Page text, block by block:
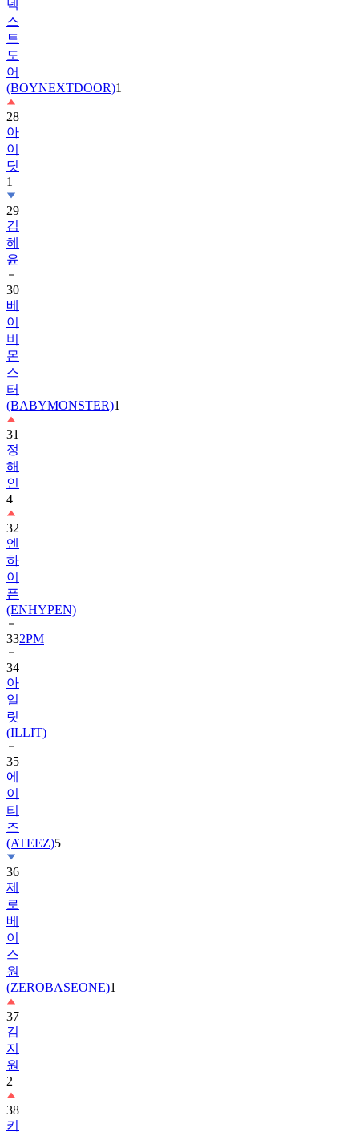
트
도
어
(BOYNEXTDOOR)
28
아
이
딧
1
29
김
혜
윤
30
베
이
비
몬
스
터
(BABYMONSTER)
31
정
해
인
4
32
엔
하
이
픈
(ENHYPEN)
332PM
34
아
일
릿
(ILLIT)
35
에
이
티
즈
(ATEEZ)
36
제
로
베
이
스
원
(ZEROBASEONE)
37
김
지
원
2
38
키
키
(KiiiKiii)